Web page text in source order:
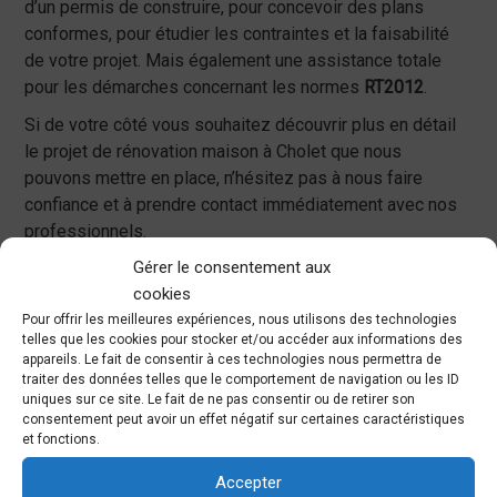
Gérer le consentement aux
cookies
Pour offrir les meilleures expériences, nous utilisons des technologies
telles que les cookies pour stocker et/ou accéder aux informations des
appareils. Le fait de consentir à ces technologies nous permettra de
traiter des données telles que le comportement de navigation ou les ID
uniques sur ce site. Le fait de ne pas consentir ou de retirer son
consentement peut avoir un effet négatif sur certaines caractéristiques
et fonctions.
Accepter
d’un permis de construire, pour concevoir des plans
conformes, pour étudier les contraintes et la faisabilité
de votre projet. Mais également une assistance totale
pour les démarches concernant les normes RT2012.
Si de votre côté vous souhaitez découvrir plus en détail
le projet de rénovation maison à Cholet que nous
pouvons mettre en place, n’hésitez pas à nous faire
confiance et à prendre contact immédiatement avec nos
professionnels.
Les différentes étapes